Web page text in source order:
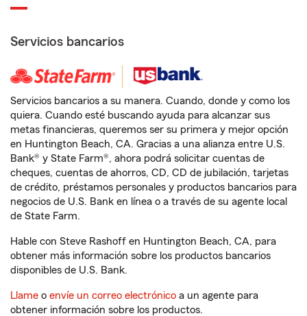
Servicios bancarios
Servicios bancarios a su manera. Cuando, donde y como los
quiera. Cuando esté buscando ayuda para alcanzar sus
metas financieras, queremos ser su primera y mejor opción
en Huntington Beach, CA. Gracias a una alianza entre U.S.
Bank® y State Farm®, ahora podrá solicitar cuentas de
cheques, cuentas de ahorros, CD, CD de jubilación, tarjetas
de crédito, préstamos personales y productos bancarios para
negocios de U.S. Bank en línea o a través de su agente local
de State Farm.
Hable con Steve Rashoff en Huntington Beach, CA, para
obtener más información sobre los productos bancarios
disponibles de U.S. Bank.
Llame o envíe un correo electrónico a un agente para
obtener información sobre los productos.